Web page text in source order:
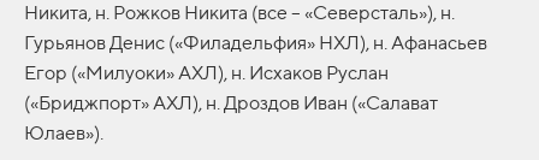
Никита, н. Рожков Никита (все – «Северсталь»), н.
Гурьянов Денис («Филадельфия» НХЛ), н. Афанасьев
Егор («Милуоки» АХЛ), н. Исхаков Руслан
(«Бриджпорт» АХЛ), н. Дроздов Иван («Салават
Юлаев»).